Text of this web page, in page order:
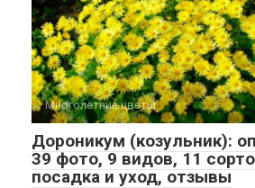
Многолетние цветы
Дороникум (козульник):
39 фото, 9 видов, 11
посадка и уход, отзывы